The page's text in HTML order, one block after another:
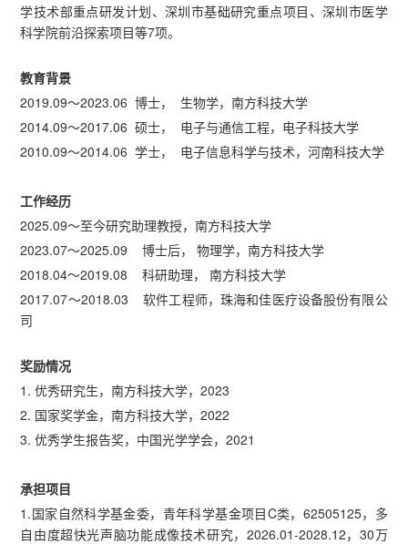
学技术部重点研发计划、深圳市基础研究重点项目、深圳市医学
科学院前沿探索项目等7项。
教育背景
2019.09～2023.06 博士， 生物学，南方科技大学
2014.09～2017.06 硕士， 电子与通信工程，电子科技大学
2010.09～2014.06 学士， 电子信息科学与技术，河南科技大学
工作经历
2025.09～至今研究助理教授，南方科技大学
2023.07～2025.09 博士后， 物理学，南方科技大学
2018.04～2019.08 科研助理， 南方科技大学
2017.07～2018.03 软件工程师，珠海和佳医疗设备股份有限公
司
奖励情况
1. 优秀研究生，南方科技大学，2023
2. 国家奖学金，南方科技大学，2022
3. 优秀学生报告奖，中国光学学会，2021
承担项目
1.国家自然科学基金委，青年科学基金项目C类，62505125，多
自由度超快光声脑功能成像技术研究，2026.01-2028.12，30万